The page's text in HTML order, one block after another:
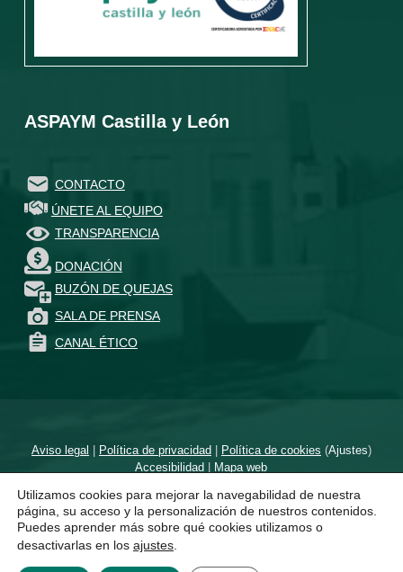
ASPAYM Castilla y León
CONTACTO
ÚNETE AL EQUIPO
TRANSPARENCIA
DONACIÓN
BUZÓN DE QUEJAS
SALA DE PRENSA
CANAL ÉTICO
Aviso legal Política de privacidad Política de cookies (Ajustes)
Accesibilidad
Mapa web
Diseñado por un proyecto de
Utilizamos cookies para mejorar la navegabilidad de nuestra
página, su acceso y la personalización de nuestros contenidos.
Puedes aprender más sobre qué cookies utilizamos o
desactivarlas en los ajustes